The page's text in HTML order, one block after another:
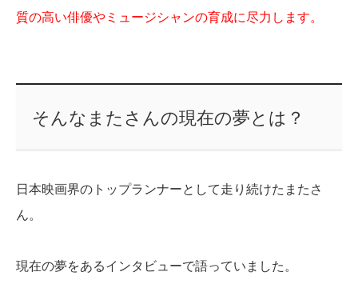
質の高い俳優やミュージシャンの育成に尽力します。
そんなまたさんの現在の夢とは？
日本映画界のトップランナーとして走り続けたまたさ
ん。
現在の夢をあるインタビューで語っていました。